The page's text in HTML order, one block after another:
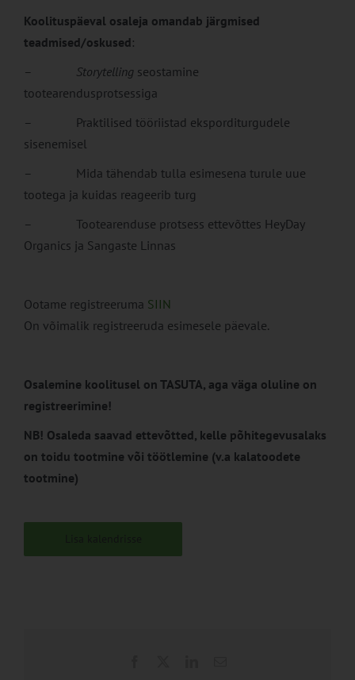
Koolituspäeval osaleja omandab järgmised
teadmised/oskused:
– Storytelling seostamine
tootearendusprotsessiga
– Praktilised tööriistad eksporditurgudele
sisenemisel
– Mida tähendab tulla esimesena turule uue
tootega ja kuidas reageerib turg
– Tootearenduse protsess ettevõttes HeyDay
Organics ja Sangaste Linnas
Ootame registreeruma SIIN
On võimalik registreeruda esimesele päevale.
Osalemine koolitusel on TASUTA, aga väga oluline on
registreerimine!
NB! Osaleda saavad ettevõtted, kelle põhitegevusalaks
on toidu tootmine või töötlemine (v.a kalatoodete
tootmine)